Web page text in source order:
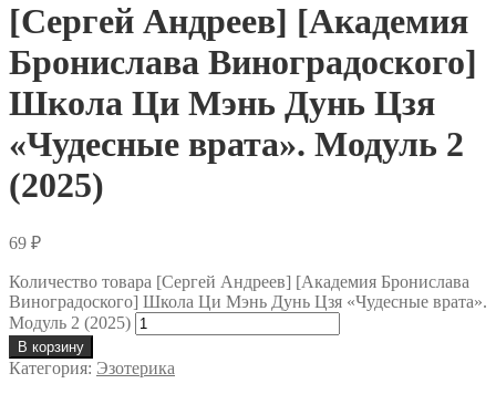
[Сергей Андреев] [Академия
Бронислава Виноградоского]
Школа Ци Мэнь Дунь Цзя
«Чудесные врата». Модуль 2
(2025)
69 ₽
Количество товара [Сергей Андреев] [Академия Бронислава
Виноградоского] Школа Ци Мэнь Дунь Цзя «Чудесные врата».
Модуль 2 (2025)
В корзину
Категория: Эзотерика